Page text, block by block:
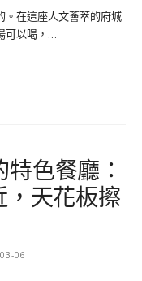
。在這座人文薈萃的府城
可以喝，…
色餐廳：
，天花板擦
06